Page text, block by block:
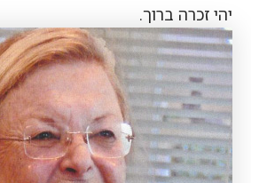
יהי זכרה ברוך.